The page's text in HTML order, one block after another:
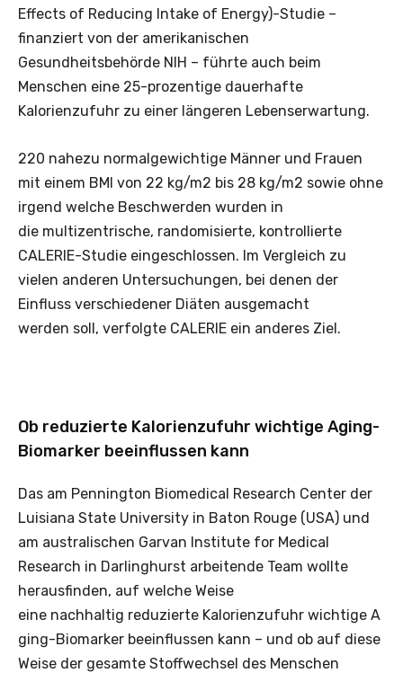
Effects of Reducing Intake of Energy)-Studie –
finanziert von der amerikanischen
Gesundheitsbehörde NIH – führte auch beim
Menschen eine 25-prozentige dauerhafte
Kalorienzufuhr zu einer längeren Lebenserwartung.
220 nahezu normalgewichtige Männer und Frauen
mit einem BMI von 22 kg/m2 bis 28 kg/m2 sowie ohne
irgend welche Beschwerden wurden in
die multizentrische, randomisierte, kontrollierte
CALERIE-Studie eingeschlossen. Im Vergleich zu
vielen anderen Untersuchungen, bei denen der
Einfluss verschiedener Diäten ausgemacht
werden soll, verfolgte CALERIE ein anderes Ziel.
Ob reduzierte Kalorienzufuhr wichtige Aging-
Biomarker beeinflussen kann
Das am Pennington Biomedical Research Center der
Luisiana State University in Baton Rouge (USA) und
am australischen Garvan Institute for Medical
Research in Darlinghurst arbeitende Team wollte
herausfinden, auf welche Weise
eine nachhaltig reduzierte Kalorienzufuhr wichtige A
ging-Biomarker beeinflussen kann – und ob auf diese
Weise der gesamte Stoffwechsel des Menschen